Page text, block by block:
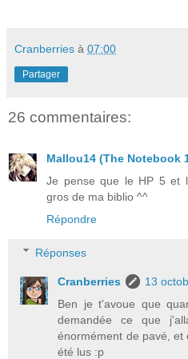
Cranberries à 07:00
Partager
26 commentaires:
Mallou14 (The Notebook
Je pense que le HP 5 et
gros de ma biblio ^^
Répondre
Réponses
Cranberries
13
Ben je t'avoue que
demandée ce que
énormément de pavé, et
été lus :p